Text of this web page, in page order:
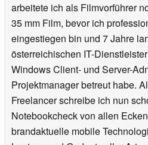
arbeitete ich als Filmvorführer
35 mm Film, bevor ich
eingestiegen bin und 7 Jahre
österreichischen IT-
Windows Client- und Server-
Projektmanager betreut habe.
Freelancer schreibe ich nun
Notebookcheck von allen
brandaktuelle mobile